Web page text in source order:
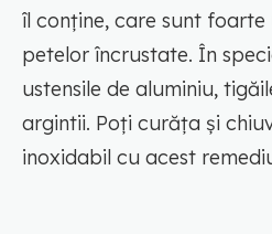
îl conține, care sunt
petelor încrustate. În
ustensile de aluminiu,
argintii. Poți curăța și
inoxidabil cu acest